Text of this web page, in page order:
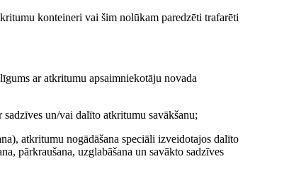
konteineri vai šim nolūkam paredzēti trafarēti
ar atkritumu apsaimniekotāju novada
un/vai dalīto atkritumu savākšanu;
atkritumu nogādāšana speciāli izveidotajos dalīto
pārkraušana, uzglabāšana un savākto sadzīves